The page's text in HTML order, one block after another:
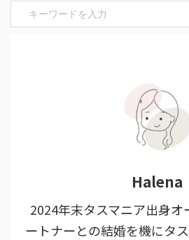
Halena
2024年末タスマニア出身オ
ートナーとの結婚を機にタ